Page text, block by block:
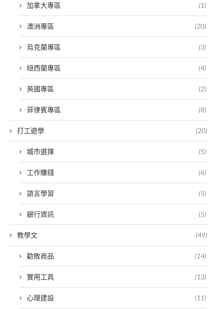
加拿大專區 (1)
澳洲專區 (20)
烏克蘭專區 (3)
紐西蘭專區 (4)
英國專區 (2)
菲律賓專區 (8)
打工遊學 (20)
城市選擇 (5)
工作賺錢 (6)
語言學習 (5)
銀行資訊 (5)
教學文 (49)
勸敗商品 (14)
實用工具 (13)
心理建設 (11)